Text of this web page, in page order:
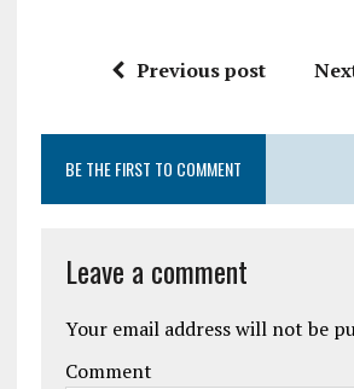
Previous post
BE THE FIRST TO COMMENT
Leave a comment
Your email address will not be
Comment